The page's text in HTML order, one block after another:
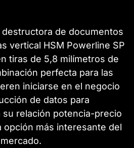
destructora de documentos
vertical HSM Powerline SP
tiras de 5,8 milímetros de
perfecta para las
iniciarse en el negocio
de datos para
relación potencia-precio
opción más interesante del
mercado.